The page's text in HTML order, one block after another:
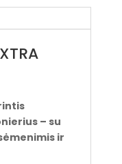
– su
ir